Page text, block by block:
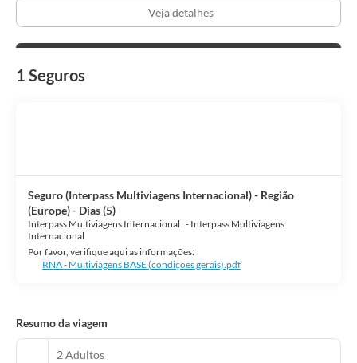
Veja detalhes
1 Seguros
Seguro (Interpass Multiviagens Internacional) - Região
(Europe) - Dias (5)
Interpass Multiviagens Internacional - Interpass Multiviagens
Internacional
Por favor, verifique aqui as informações:
RNA - Multiviagens BASE (condições gerais).pdf
Resumo da viagem
2 Adultos